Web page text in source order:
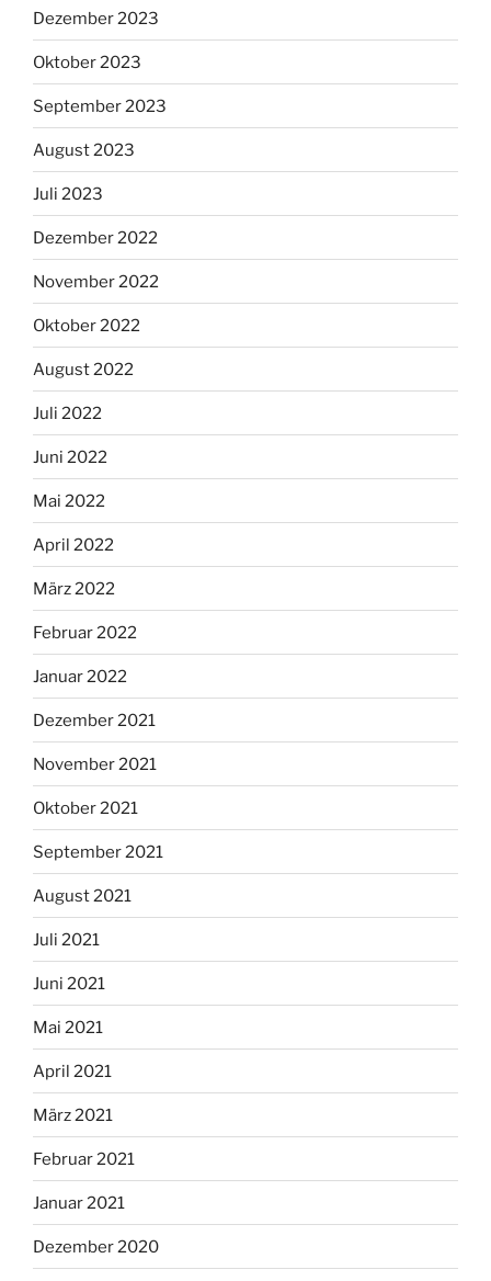
Dezember 2023
Oktober 2023
September 2023
August 2023
Juli 2023
Dezember 2022
November 2022
Oktober 2022
August 2022
Juli 2022
Juni 2022
Mai 2022
April 2022
März 2022
Februar 2022
Januar 2022
Dezember 2021
November 2021
Oktober 2021
September 2021
August 2021
Juli 2021
Juni 2021
Mai 2021
April 2021
März 2021
Februar 2021
Januar 2021
Dezember 2020